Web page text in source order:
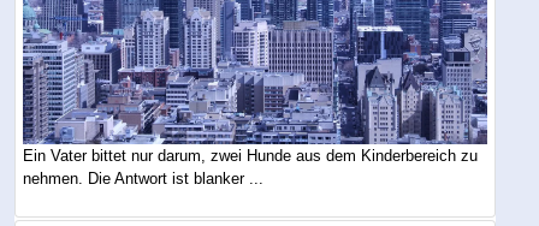
Ein Vater bittet nur darum, zwei Hunde aus dem Kinderbereich zu
nehmen. Die Antwort ist blanker ...